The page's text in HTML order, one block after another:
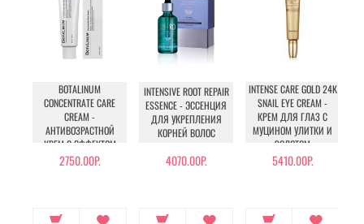
BOTALINUM
CONCENTRATE CARE
CREAM -
АНТИВОЗРАСТНОЙ
КРЕМ С ЭФФЕКТОМ
БОТОКСА
2750.00Р.
INTENSIVE ROOT REPAIR
ESSENCE - ЭССЕНЦИЯ
ДЛЯ УКРЕПЛЕНИЯ
КОРНЕЙ ВОЛОС
4070.00Р.
INTENSE CARE GOLD 24K
SNAIL EYE CREAM -
КРЕМ ДЛЯ ГЛАЗ С
МУЦИНОМ УЛИТКИ И
ЗОЛОТОМ
5410.00Р.